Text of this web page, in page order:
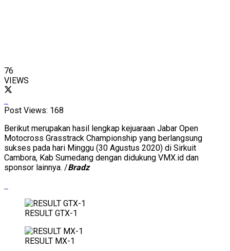
76
VIEWS
Post Views: 168
Berikut merupakan hasil lengkap kejuaraan Jabar Open
Motocross Grasstrack Championship yang berlangsung
sukses pada hari Minggu (30 Agustus 2020) di Sirkuit
Cambora, Kab Sumedang dengan didukung VMX.id dan
sponsor lainnya. /Bradz
RESULT GTX-1
RESULT MX-1